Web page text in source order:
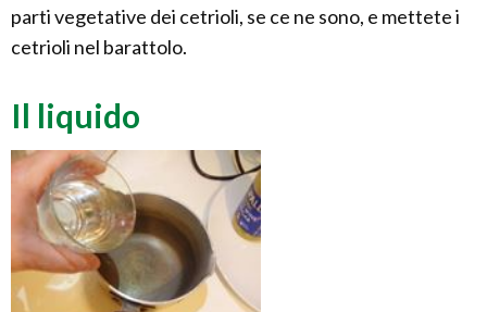
parti vegetative dei cetrioli, se ce ne sono, e mettete i
cetrioli nel barattolo.
Il liquido